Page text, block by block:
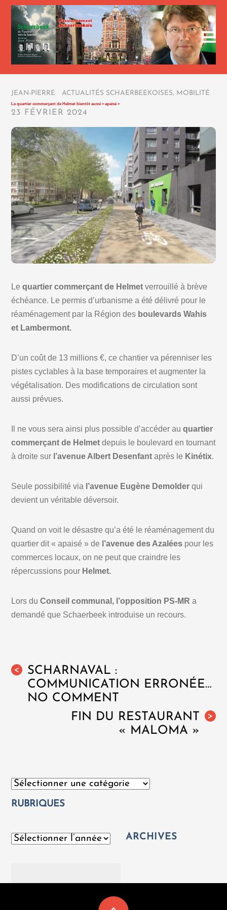
JEAN-PIERRE ACTUALITÉS SCHAERBEEKOISES, MOBILITÉ
Le quartier commerçant de Helmet bientôt aussi « apaisé »
23 FÉVRIER 2024
Le quartier commerçant de Helmet verrouillé à brève
échéance. Le permis d’urbanisme a été délivré pour le
réaménagement par la Région des boulevards Wahis
et Lambermont.
D’un coût de 13 millions €, ce chantier va pérenniser les
pistes cyclables à la base temporaires et augmenter la
végétalisation. Des modifications de circulation sont
aussi prévues.
Il ne vous sera ainsi plus possible d’accéder auquartier
commerçant de Helmet depuis le boulevard en tournant
à droite sur l’avenue Albert Desenfant après le Kinétix.
Seule possibilité via l’avenue Eugène Demolder qui
devient un véritable déversoir.
Quand on voit le désastre qu’a été le réaménagement du
quartier dit « apaisé » de l’avenue des Azalées pour les
commerces locaux, on ne peut que craindre les
répercussions pour Helmet.
Lors duConseil communal, l’opposition PS-MR a
demandé que Schaerbeek introduise un recours.
<
SCHARNAVAL :
COMMUNICATION ERRONÉE…
NO COMMENT
>
FIN DU RESTAURANT
« MALOMA »
Catégories
RUBRIQUES
Archives ARCHIVES